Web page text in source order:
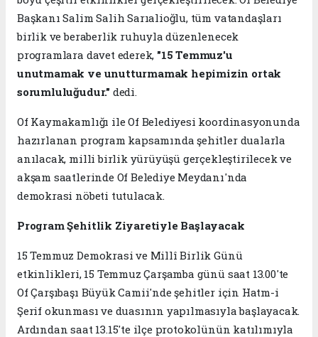
Başkanı Salim Salih Sarıalioğlu, tüm vatandaşları
birlik ve beraberlik ruhuyla düzenlenecek
programlara davet ederek, "15 Temmuz'u
unutmamak ve unutturmamak hepimizin ortak
sorumluluğudur." dedi.
Of Kaymakamlığı ile Of Belediyesi koordinasyonunda
hazırlanan program kapsamında şehitler dualarla
anılacak, milli birlik yürüyüşü gerçekleştirilecek ve
akşam saatlerinde Of Belediye Meydanı'nda
demokrasi nöbeti tutulacak.
Program Şehitlik Ziyaretiyle Başlayacak
15 Temmuz Demokrasi ve Millî Birlik Günü
etkinlikleri, 15 Temmuz Çarşamba günü saat 13.00'te
Of Çarşıbaşı Büyük Camii'nde şehitler için Hatm-i
Şerif okunması ve duasının yapılmasıyla başlayacak.
Ardından saat 13.15'te ilçe protokolünün katılımıyla